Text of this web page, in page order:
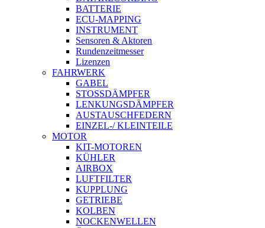
BATTERIE
ECU-MAPPING
INSTRUMENT
Sensoren & Aktoren
Rundenzeitmesser
Lizenzen
FAHRWERK
GABEL
STOSSDÄMPFER
LENKUNGSDÄMPFER
AUSTAUSCHFEDERN
EINZEL-/ KLEINTEILE
MOTOR
KIT-MOTOREN
KÜHLER
AIRBOX
LUFTFILTER
KUPPLUNG
GETRIEBE
KOLBEN
NOCKENWELLEN